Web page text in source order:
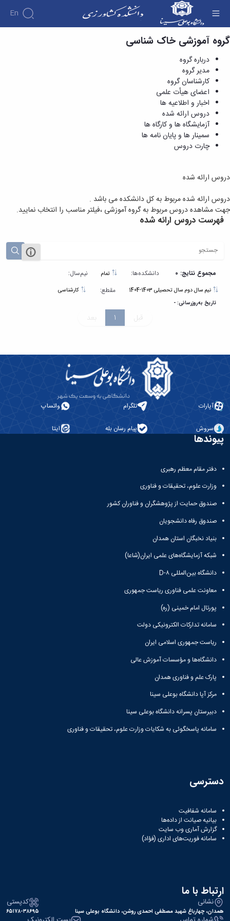
En
دروس ارائه شده - دانشکده کشاورزی
گروه آموزشی خاک شناسی
درباره گروه
مدیر گروه
کارشناسان گروه
اعضای هیأت علمی
اخبار و اطلاعیه ها
دروس ارائه شده
آزمایشگاه ها و کارگاه ها
سمینار ها و پایان نامه ها
چارت دروس
دروس ارائه شده
دروس ارائه شده مربوط به کل دانشکده می باشد .
جهت مشاهده دروس مربوط به گروه آموزشی ،فیلتر مناسب را انتخاب نمایید.
فهرست دروس ارائه شده
مجموع نتایج: 0 دانشکده‌ها: نیم‌سال:
مقطع: کارشناسی
تاریخ به‌روزرسانی: -
قبل 1 بعد
آپارات تلگرام واتساپ
سروش پیام رسان بله ایتا
پیوندها
دفتر مقام معظم رهبری
وزارت علوم، تحقیقات و فناوری
صندوق حمایت از پژوهشگران و فناوران کشور
صندوق رفاه دانشجویان
بنیاد نخبگان استان همدان
شبکه آزمایشگاه‌های علمی ایران(شاعا)
دانشگاه بین‌المللی D-۸
معاونت علمی فناوری ریاست جمهوری
پورتال امام خمینی (ره)
سامانه تدارکات الکترونیکی دولت
ریاست جمهوری اسلامی ایران
دانشگاه‌ها و مؤسسات آموزش عالی
پارک علم و فناوری همدان
مرکز آپا دانشگاه بوعلی سینا
دبیرستان پسرانه دانشگاه بوعلی سینا
سامانه پاسخگوئی به شکایات وزارت علوم، تحقیقات و فناوری
دسترسی
سامانه شفافیت
بیانیه صیانت از داده‌ها
گزارش آماری وب‌ سایت
سامانه فوریت‌های اداری (فؤاد)
ارتباط با ما
نشانی
همدان، چهارباغ شهید مصطفی احمدی روشن، دانشگاه بوعلی سینا
کدپستی
۶۵۱۷۸-۳۸۶۹۵